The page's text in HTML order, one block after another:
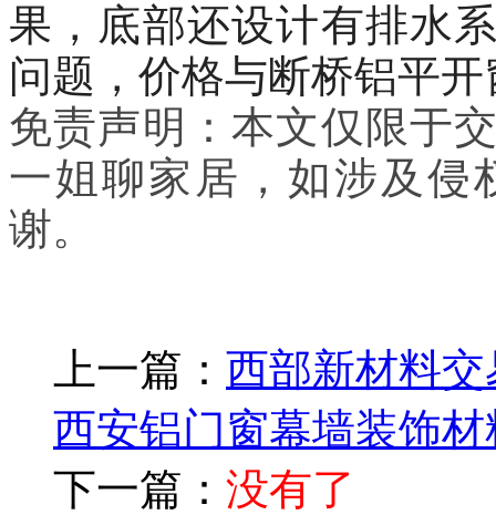
果，底部还设计有排水
问题，价格与断桥铝平
免责声明：本文仅限于
一姐聊家居 ，如涉及
谢。
上一篇： 西部新材料交
西安铝门窗幕墙装饰
下一篇： 没有了